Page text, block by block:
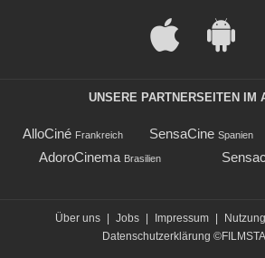
UNSERE PARTNERSEITEN IM
AlloCiné Frankreich SensaCine Spanien
AdoroCinema Brasilien
Über uns Jobs Impressum
Datenschutzerklärung